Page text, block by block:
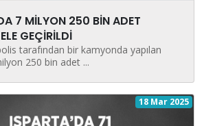
7 MİLYON 250 BİN ADET
GEÇİRİLDİ
tarafından bir kamyonda yapılan
250 bin adet ...
18 Mar 2025